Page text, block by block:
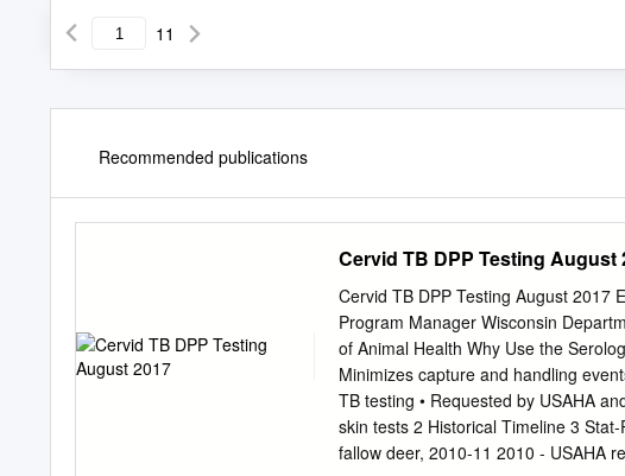
11
Recommended publications
Cervid TB DPP Testing August
Cervid TB DPP Testing August 2017
Program Manager Wisconsin
of Animal Health Why Use the Serologic Test? Employ newer, accurate
Minimizes capture and handling events for animal safety
TB testing • Requested by USAHA and cervid industry
skin tests 2 Historical Timeline 3 Stat-Pak
fallow deer, 2010-11 2010 - USAHA